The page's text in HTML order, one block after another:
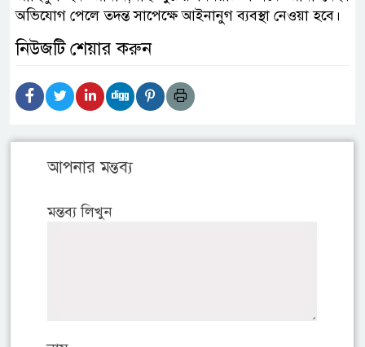
অভিযোগ পেলে তদন্ত সাপেক্ষে আইনানুগ ব্যবস্থা নেওয়া হবে।
নিউজটি শেয়ার করুন
আপনার মন্তব্য
মন্তব্য লিখুন